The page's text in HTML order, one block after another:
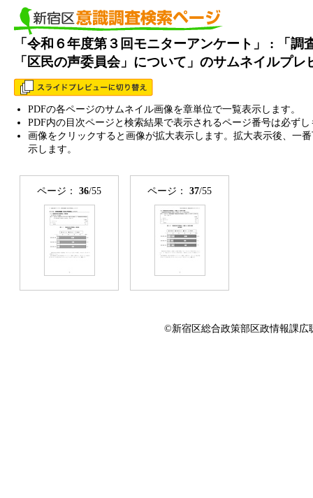
「令和６年度第３回モニターアンケート」 : 「
「区民の声委員会」について」のサムネイルプレ
PDFの各ページのサムネイル画像を章単位で一覧表示します。
PDF内の目次ページと検索結果で表示されるページ番号は必ず
画像をクリックすると画像が拡大表示します。拡大表示後、一
示します。
ページ： 36/55 ページ： 37/55
©新宿区総合政策部区政情報課